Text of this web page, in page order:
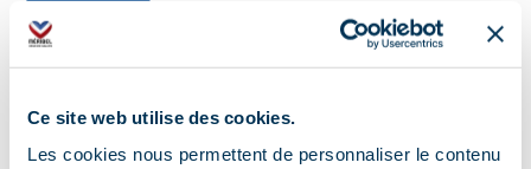
Ce site web utilise des cookies.
Les cookies nous permettent de personnaliser le contenu
Réserver
Dans les pages du site